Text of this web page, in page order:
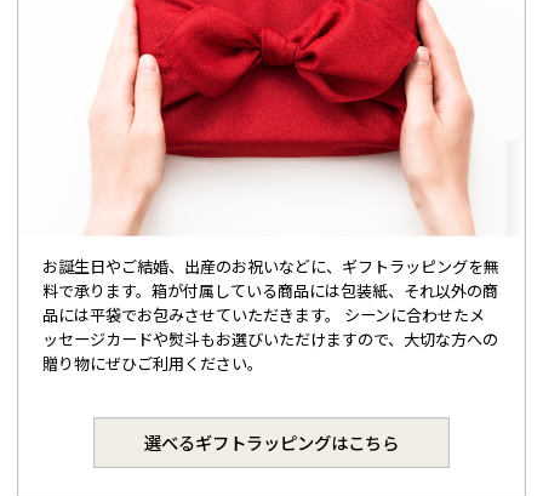
お誕生日やご結婚、出産のお祝いなどに、ギフトラッピングを無
料で承ります。箱が付属している商品には包装紙、それ以外の商
品には平袋でお包みさせていただきます。 シーンに合わせたメ
ッセージカードや熨斗もお選びいただけますので、大切な方への
贈り物にぜひご利用ください。
選べるギフトラッピングはこちら